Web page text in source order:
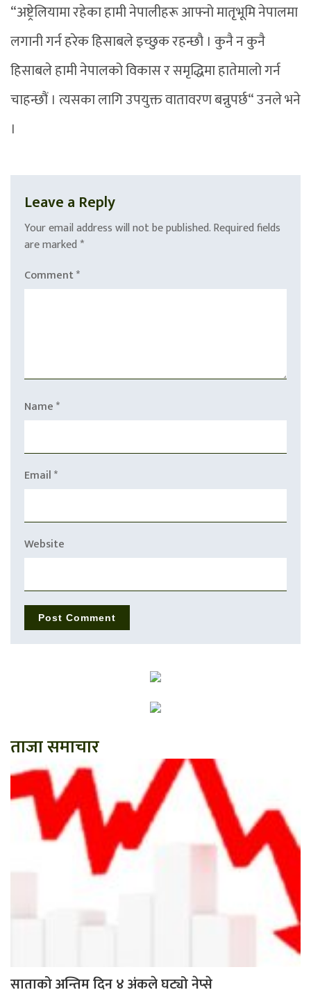
“अष्ट्रेलियामा रहेका हामी नेपालीहरू आफ्नो मातृभूमि नेपालमा
लगानी गर्न हरेक हिसाबले इच्छुक रहन्छौ । कुनै न कुनै
हिसाबले हामी नेपालको विकास र समृद्धिमा हातेमालो गर्न
चाहन्छौं । त्यसका लागि उपयुक्त वातावरण बन्नुपर्छ“ उनले भने
।
Leave a Reply
Your email address will not be published.Required fields
are marked *
Comment*
Name*
Email*
Website
ताजा समाचार
साताको अन्तिम दिन ४ अंकले घट्यो नेप्से